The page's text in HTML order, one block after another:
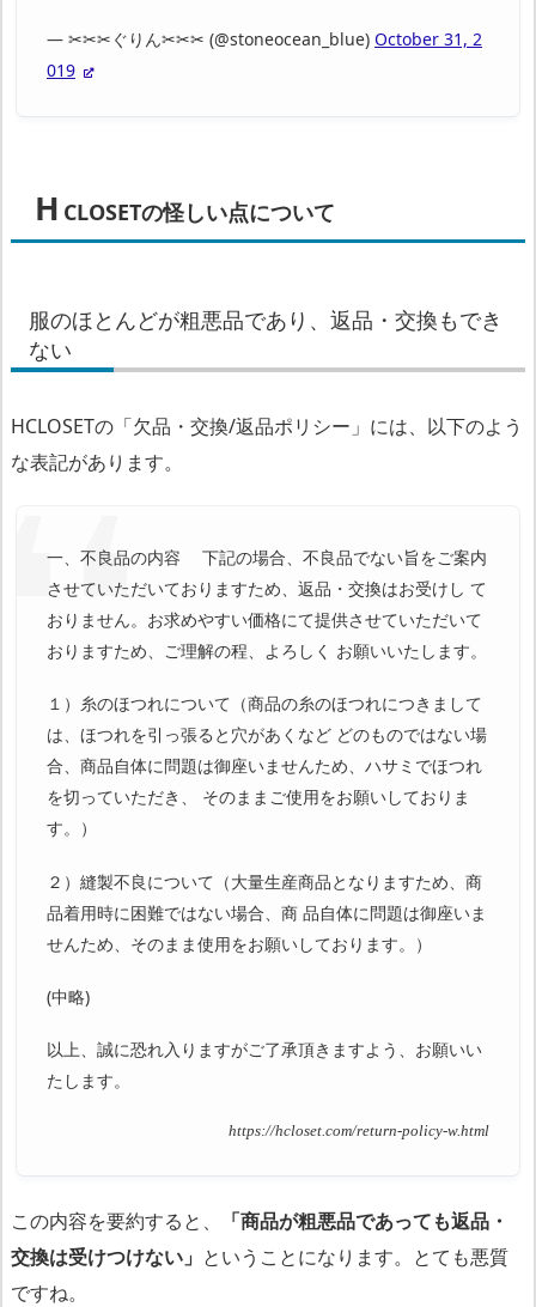
い
て
ま
と
— ✂︎✂︎✂︎ぐりん✂︎✂︎✂︎ (@stoneocean_blue) October 31, 2
019
H CLOSETの怪しい点について
服のほとんどが粗悪品であり、返品・交換もでき
ない
HCLOSETの「欠品・交換/返品ポリシー」には、以下のよう
な表記があります。
一、不良品の内容 下記の場合、不良品でない旨をご案内
させていただいておりますため、返品・交換はお受けし て
おりません。お求めやすい価格にて提供させていただいて
おりますため、ご理解の程、よろしく お願いいたします。
１）糸のほつれについて（商品の糸のほつれにつきまして
は、ほつれを引っ張ると穴があくなど どのものではない場
合、商品自体に問題は御座いませんため、ハサミでほつれ
を切っていただき、 そのままご使用をお願いしておりま
す。）
２）縫製不良について（大量生産商品となりますため、商
品着用時に困難ではない場合、商 品自体に問題は御座いま
せんため、そのまま使用をお願いしております。）
(中略)
以上、誠に恐れ入りますがご了承頂きますよう、お願いい
たします。
https://hcloset.com/return-policy-w.html
この内容を要約すると、
「商品が粗悪品であっても返品・
交換は受けつけない」 ということになります。とても悪質
ですね。